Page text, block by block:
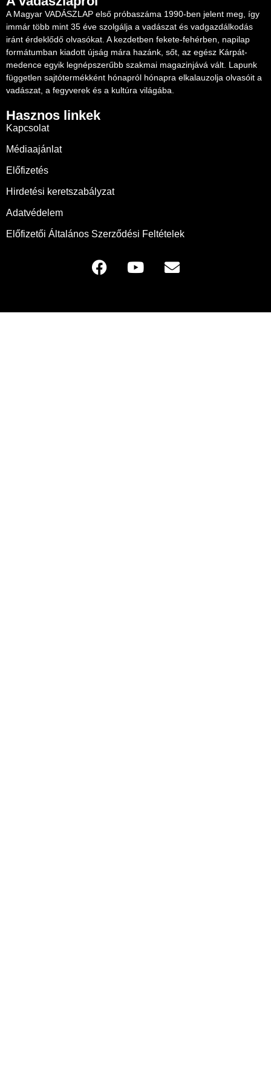
A Magyar VADÁSZLAP első próbaszáma 1990-ben jelent meg, így
immár több mint 35 éve szolgálja a vadászat és vadgazdálkodás
iránt érdeklődő olvasókat. A kezdetben fekete-fehérben, napilap
formátumban kiadott újság mára hazánk, sőt, az egész Kárpát-
medence egyik legnépszerűbb szakmai magazinjává vált. Lapunk
független sajtótermékként hónapról hónapra elkalauzolja olvasóit a
vadászat, a fegyverek és a kultúra világába.
Hasznos linkek
Kapcsolat
Médiaajánlat
Előfizetés
Hirdetési keretszabályzat
Adatvédelem
Előfizetői Általános Szerződési Feltételek